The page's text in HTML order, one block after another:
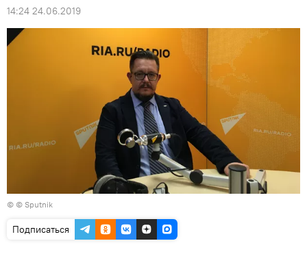
14:24 24.06.2019
© © Sputnik
Подписаться